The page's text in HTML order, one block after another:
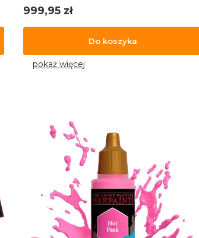
Cena
999,95 zł
Do koszyka
pokaż więcej